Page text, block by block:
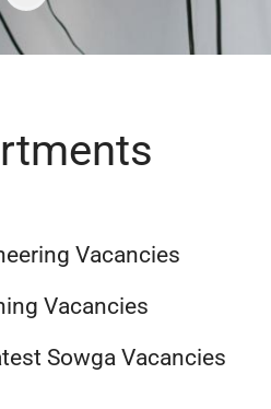
Vacancies
Vacancies
Sowga Vacancies